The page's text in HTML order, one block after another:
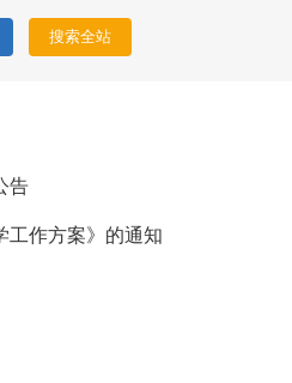
告
工作方案》的通知